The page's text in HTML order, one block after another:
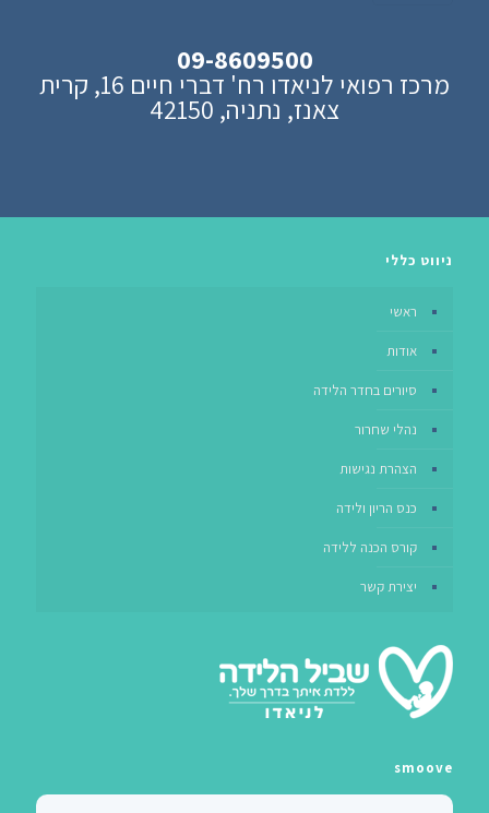
09-8609500
מרכז רפואי לניאדו רח' דברי חיים 16, קרית
צאנז, נתניה, 42150
ניווט כללי
ראשי
אודות
סיורים בחדר הלידה
נהלי שחרור
הצהרת נגישות
כנס הריון ולידה
קורס הכנה ללידה
יצירת קשר
smoove